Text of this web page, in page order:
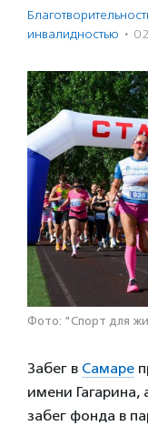
инвалидностью ·
Фото: "Спорт для
Забег в Самаре
имени Гагарина,
забег фонда в